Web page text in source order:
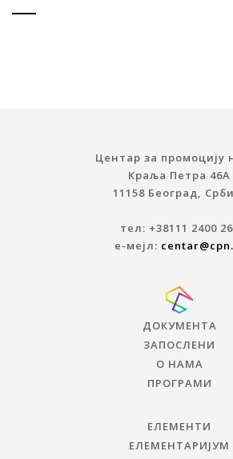
Центар за промоцију
Краља Петра 46A
11158 Београд,
тел: +38111 2400
е-мејл:
ДОКУМЕНТА
ЗАПОСЛЕНИ
О НАМА
ПРОГРАМИ
ЕЛЕМЕНТИ
ЕЛЕМЕНТАРИЈУМ